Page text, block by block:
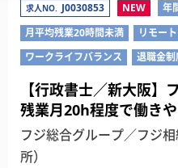
求人NO. J0030853 NEW 年
月平均残業20時間未満
リモー
ワークライフバランス
退職金制
【行政書士／新大阪】
残業月20h程度で働き
フジ総合グループ／フジ
所）